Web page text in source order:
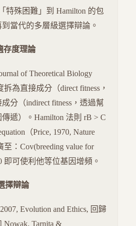
特殊困難」到 Hamilton 的包
當代的多層級選擇辯論。
存度理論
of Theoretical Biology
為直接成分（direct fitness，
分（indirect fitness，透過幫
遞）。Hamilton 法則 rB > C
（Price, 1970, Nature
至：Cov(breeding value for
即可使利他等位基因增頻。
擇辯論
Evolution and Ethics, 回歸
Nowak, Tarnita &